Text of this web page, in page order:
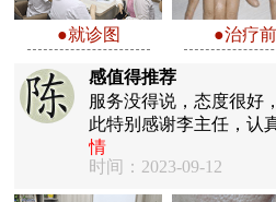
●就诊图 ●治疗前
感值得推荐
服务没得说，态度很好
此特别感谢李主任，
情
时间：2023-09-12